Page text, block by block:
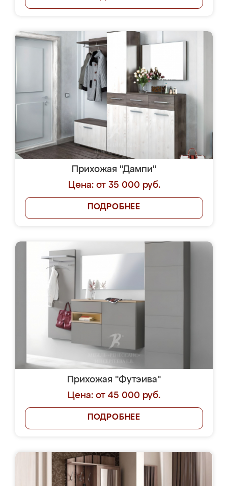
Прихожая "Дампи"
Цена: от 35 000 руб.
ПОДРОБНЕЕ
Прихожая "Футэива"
Цена: от 45 000 руб.
ПОДРОБНЕЕ